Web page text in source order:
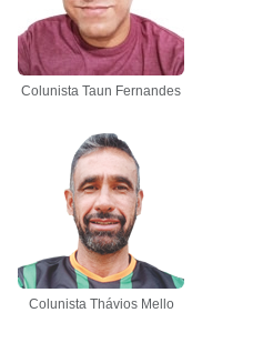
Colunista Taun Fernandes
Colunista Thávios Mello